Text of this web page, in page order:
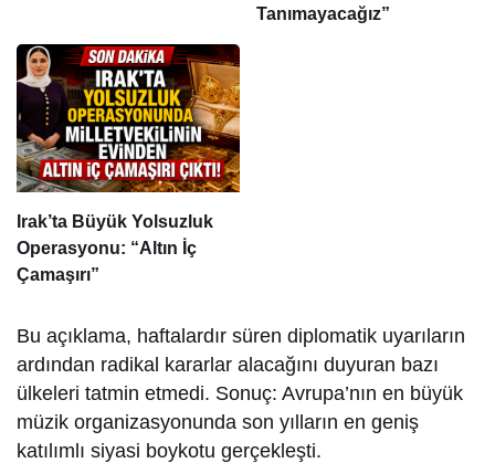
Tanımayacağız”
Irak’ta Büyük Yolsuzluk
Operasyonu: “Altın İç
Çamaşırı”
Bu açıklama, haftalardır süren diplomatik uyarıların
ardından radikal kararlar alacağını duyuran bazı
ülkeleri tatmin etmedi. Sonuç: Avrupa’nın en büyük
müzik organizasyonunda son yılların en geniş
katılımlı siyasi boykotu gerçekleşti.